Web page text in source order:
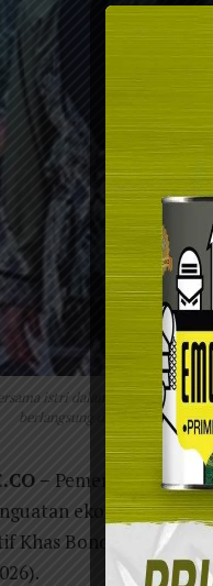
istri dalam gelaran Lomba
berlangsung di depan Pendopo
– Pemerintah
ekonomi kreatif
Khas Bondowoso